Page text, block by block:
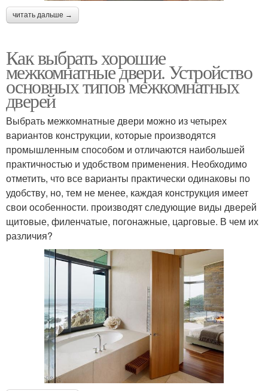
читать дальше →
Как выбрать хорошие
межкомнатные двери. Устройство
основных типов межкомнатных
дверей
Выбрать межкомнатные двери можно из четырех
вариантов конструкции, которые производятся
промышленным способом и отличаются наибольшей
практичностью и удобством применения. Необходимо
отметить, что все варианты практически одинаковы по
удобству, но, тем не менее, каждая конструкция имеет
свои особенности. производят следующие виды дверей
щитовые, филенчатые, погонажные, царговые. В чем их
различия?